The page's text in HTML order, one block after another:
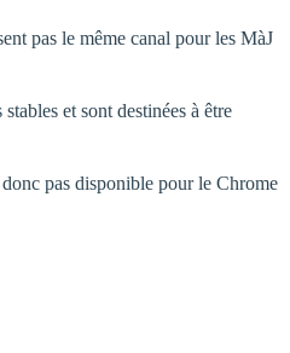
pas le même canal pour les MàJ
et sont destinées à être
pas disponible pour le Chrome